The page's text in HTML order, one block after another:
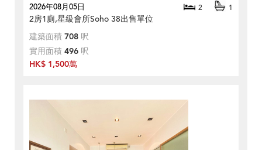
2026年08月05日 2 1
2房1廁,星級會所Soho 38出售單位
建築面積 708 呎
實用面積 496 呎
HK$ 1,500萬